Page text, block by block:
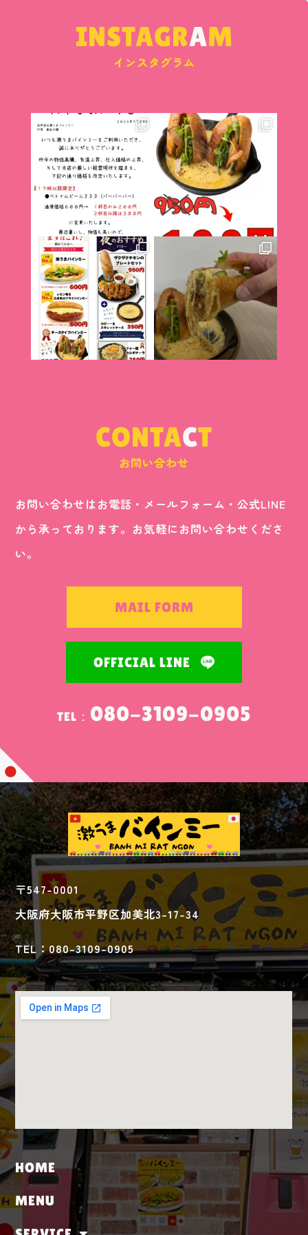
INSTAGRAM
インスタグラム
CONTACT
お問い合わせ
お問い合わせはお電話・メールフォーム・公式LINE
から承っております。お気軽にお問い合わせくださ
い。
MAIL FORM
OFFICIAL LINE
TEL： 080-3109-0905
〒547-0001
大阪府大阪市平野区加美北3-17-34
TEL：080-3109-0905
HOME
MENU